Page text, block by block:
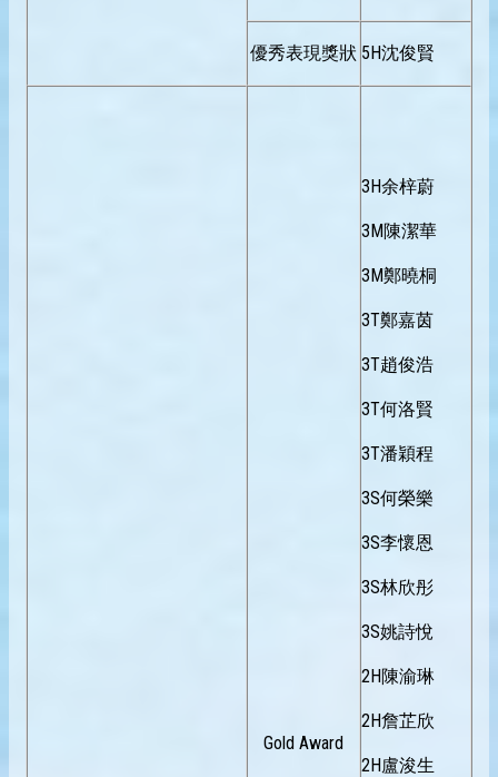
優秀表現獎狀 5H沈俊賢
Gold Award
3H余梓蔚
3M陳潔華
3M鄭曉桐
3T鄭嘉茵
3T趙俊浩
3T何洛賢
3T潘穎程
3S何榮樂
3S李懷恩
3S林欣彤
3S姚詩悅
2H陳渝琳
2H詹芷欣
2H盧浚生